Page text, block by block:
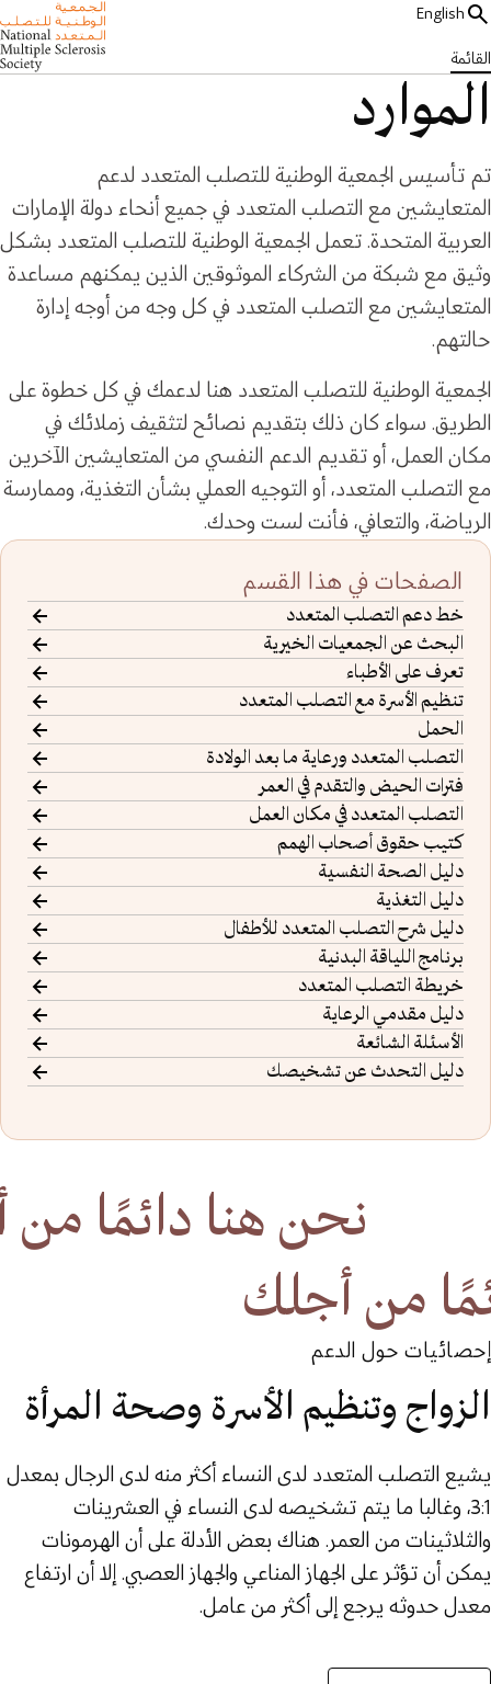
English
القائمة
الموارد
تم تأسيس الجمعية الوطنية للتصلب المتعدد لدعم
المتعايشين مع التصلب المتعدد في جميع أنحاء دولة الإمارات
العربية المتحدة. تعمل الجمعية الوطنية للتصلب المتعدد بشكل
وثيق مع شبكة من الشركاء الموثوقين الذين يمكنهم مساعدة
المتعايشين مع التصلب المتعدد في كل وجه من أوجه إدارة
حالتهم.
الجمعية الوطنية للتصلب المتعدد هنا لدعمك في كل خطوة على
الطريق. سواء كان ذلك بتقديم نصائح لتثقيف زملائك في
مكان العمل، أو تقديم الدعم النفسي من المتعايشين الآخرين
مع التصلب المتعدد، أو التوجيه العملي بشأن التغذية، وممارسة
الرياضة، والتعافي، فأنت لست وحدك.
الصفحات في هذا القسم
خط دعم التصلب المتعدد
البحث عن الجمعيات الخيرية
تعرف على الأطباء
تنظيم الأسرة مع التصلب المتعدد
الحمل
التصلب المتعدد ورعاية ما بعد الولادة
فترات الحيض والتقدم في العمر
التصلب المتعدد في مكان العمل
كتيب حقوق أصحاب الهمم
دليل الصحة النفسية
دليل التغذية
دليل شرح التصلب المتعدد للأطفال
برنامج اللياقة البدنية
خريطة التصلب المتعدد
دليل مقدمي الرعاية
الأسئلة الشائعة
دليل التحدث عن تشخيصك
نحن هنا دائمًا
من أجلك
إحصائيات حول الدعم
الزواج وتنظيم الأسرة وصحة المرأة
يشيع التصلب المتعدد لدى النساء أكثر منه لدى الرجال بمعدل
3:1، وغالبا ما يتم تشخيصه لدى النساء في العشرينات
والثلاثينات من العمر. هناك بعض الأدلة على أن الهرمونات
يمكن أن تؤثر على الجهاز المناعي والجهاز العصبي. إلا أن ارتفاع
معدل حدوثه يرجع إلى أكثر من عامل.